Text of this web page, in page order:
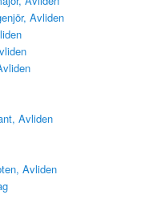
Avliden
Avliden
Avliden